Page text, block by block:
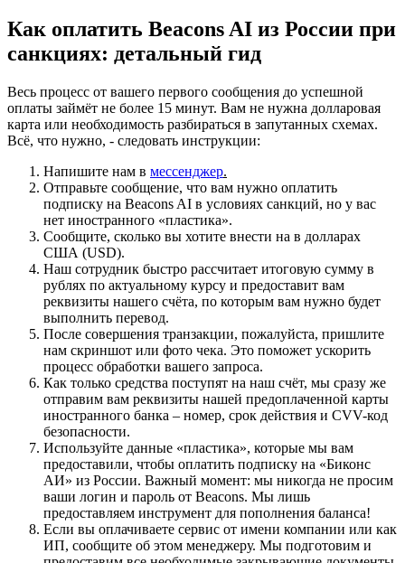
Как оплатить Beacons AI из России при
санкциях: детальный гид
Весь процесс от вашего первого сообщения до успешной
оплаты займёт не более 15 минут. Вам не нужна долларовая
карта или необходимость разбираться в запутанных схемах.
Всё, что нужно, - следовать инструкции:
Напишите нам в мессенджер.
Отправьте сообщение, что вам нужно оплатить
подписку на Beacons AI в условиях санкций, но у вас
нет иностранного «пластика».
Сообщите, сколько вы хотите внести на в долларах
США (USD).
Наш сотрудник быстро рассчитает итоговую сумму в
рублях по актуальному курсу и предоставит вам
реквизиты нашего счёта, по которым вам нужно будет
выполнить перевод.
После совершения транзакции, пожалуйста, пришлите
нам скриншот или фото чека. Это поможет ускорить
процесс обработки вашего запроса.
Как только средства поступят на наш счёт, мы сразу же
отправим вам реквизиты нашей предоплаченной карты
иностранного банка – номер, срок действия и CVV-код
безопасности.
Используйте данные «пластика», которые мы вам
предоставили, чтобы оплатить подписку на «Биконс
АИ» из России. Важный момент: мы никогда не просим
ваши логин и пароль от Beacons. Мы лишь
предоставляем инструмент для пополнения баланса!
Если вы оплачиваете сервис от имени компании или как
ИП, сообщите об этом менеджеру. Мы подготовим и